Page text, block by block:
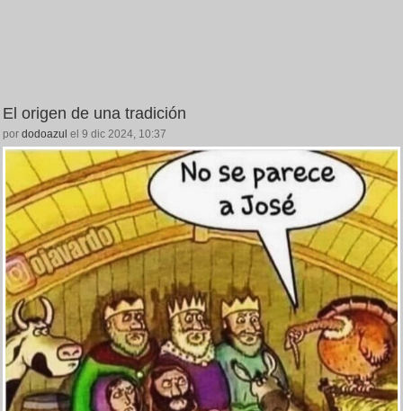
El origen de una tradición
por dodoazul el 9 dic 2024, 10:37